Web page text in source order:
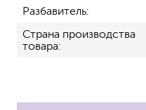
Разбавитель
Страна производства
товара